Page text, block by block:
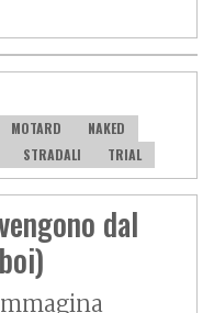
MOTARD
NAKED
STRADALI TRIAL
dal